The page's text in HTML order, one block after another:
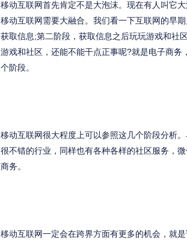
移动互联网首先肯定不是大泡沫。现在有人叫它
移动互联网需要大融合。我们看一下互联网的早
获取信息;第二阶段，获取信息之后玩玩游戏和社
游戏和社区，还能不能干点正事呢?就是电子商
个阶段。
移动互联网很大程度上可以参照这几个阶段分析
很不错的行业，同样也有各种各样的社区服务，
商务。
移动互联网一定会在跨界方面有更多的机会，就